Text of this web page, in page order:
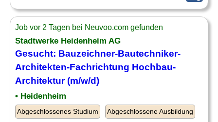
Job vor 2 Tagen bei Neuvoo.com gefunden
Stadtwerke Heidenheim AG
Gesucht: Bauzeichner-Bautechniker-
Architekten-Fachrichtung Hochbau-
Architektur (m/w/d)
• Heidenheim
Abgeschlossenes Studium Abgeschlossene Ausbildung